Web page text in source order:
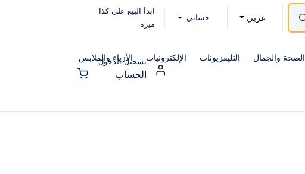
عربي حسابي
ابدأ البيع علي كذا
ميزة
الصحة والجمال التليفزيونات الإلكترونيات الأزياء والملابس
تسجيل الدخول
الحساب